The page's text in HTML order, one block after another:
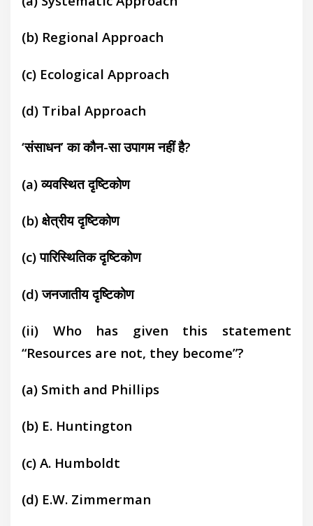
(b) Regional Approach
(c) Ecological Approach
(d) Tribal Approach
‘संसाधन’ का कौन-सा उपागम नहीं है?
(a)व्यवस्थित दृष्टिकोण
(b)क्षेत्रीय दृष्टिकोण
(c)पारिस्थितिक दृष्टिकोण
(d)जनजातीय दृष्टिकोण
(ii) Who has given this statement
“Resources are not, they become”?
(a) Smith and Phillips
(b) E. Huntington
(c)A. Humboldt
(d) E.W. Zimmerman